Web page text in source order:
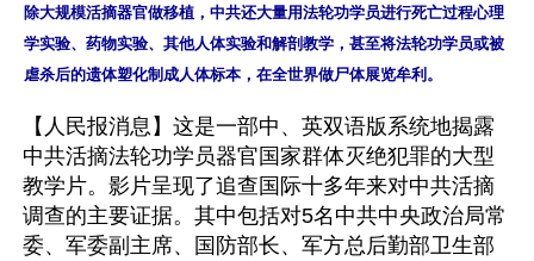
除大规模活摘器官做移植，中共还大量用法轮功学员进行死亡过程心理
学实验、药物实验、其他人体实验和解剖教学，甚至将法轮功学员或被
虐杀后的遗体塑化制成人体标本，在全世界做尸体展览牟利。
【人民报消息】这是一部中、英双语版系统地揭露
中共活摘法轮功学员器官国家群体灭绝犯罪的大型
教学片。影片呈现了追查国际十多年来对中共活摘
调查的主要证据。其中包括对5名中共中央政治局常
委、军委副主席、国防部长、军方总后勤部卫生部